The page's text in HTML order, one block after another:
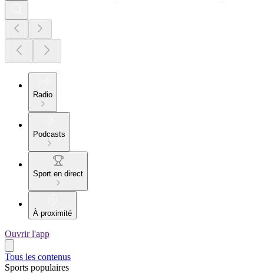
Radio
Podcasts
Sport en direct
À proximité
Ouvrir l'app
Tous les contenus
Sports populaires